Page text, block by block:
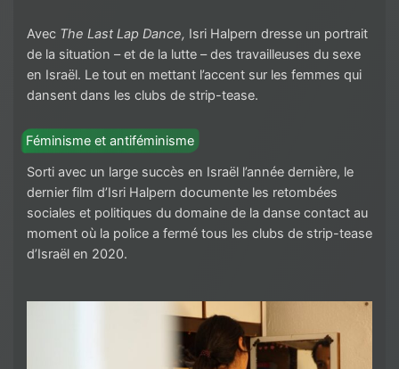
Avec The Last Lap Dance, Isri Halpern dresse un portrait
de la situation – et de la lutte – des travailleuses du sexe
en Israël. Le tout en mettant l’accent sur les femmes qui
dansent dans les clubs de strip-tease.
Féminisme et antiféminisme
Sorti avec un large succès en Israël l’année dernière, le
dernier film d’Isri Halpern documente les retombées
sociales et politiques du domaine de la danse contact au
moment où la police a fermé tous les clubs de strip-tease
d’Israël en 2020.